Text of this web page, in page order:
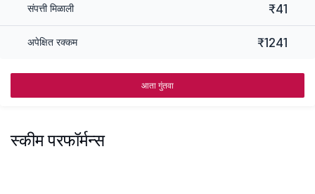
संपत्ती मिळाली ₹41
अपेक्षित रक्कम ₹1241
आता गुंतवा
स्कीम परफॉर्मन्स